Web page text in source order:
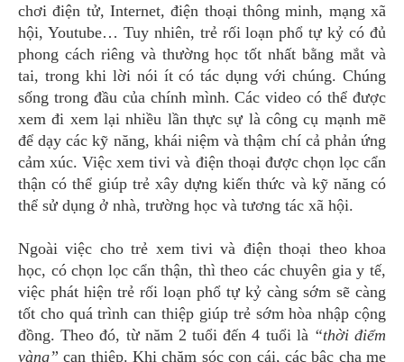
chơi điện tử, Internet, điện thoại thông minh, mạng xã
hội, Youtube… Tuy nhiên, trẻ rối loạn phổ tự kỷ có đủ
phong cách riêng và thường học tốt nhất bằng mắt và
tai, trong khi lời nói ít có tác dụng với chúng. Chúng
sống trong đầu của chính mình. Các video có thể được
xem đi xem lại nhiều lần thực sự là công cụ mạnh mẽ
để dạy các kỹ năng, khái niệm và thậm chí cả phản ứng
cảm xúc. Việc xem tivi và điện thoại được chọn lọc cẩn
thận có thể giúp trẻ xây dựng kiến ​​thức và kỹ năng có
thể sử dụng ở nhà, trường học và tương tác xã hội.
Ngoài việc cho trẻ xem tivi và điện thoại theo khoa
học, có chọn lọc cẩn thận, thì theo các chuyên gia y tế,
việc phát hiện trẻ rối loạn phổ tự kỷ càng sớm sẽ càng
tốt cho quá trình can thiệp giúp trẻ sớm hòa nhập cộng
đồng. Theo đó, từ năm 2 tuổi đến 4 tuổi là “thời điểm
vàng” can thiệp. Khi chăm sóc con cái, các bậc cha mẹ